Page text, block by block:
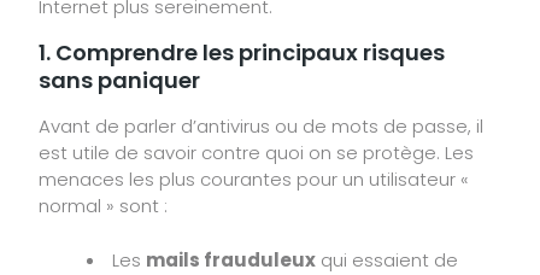
Internet plus sereinement.
1. Comprendre les principaux risques
sans paniquer
Avant de parler d’antivirus ou de mots de passe, il
est utile de savoir contre quoi on se protège. Les
menaces les plus courantes pour un utilisateur «
normal » sont :
Les mails frauduleux qui essaient de